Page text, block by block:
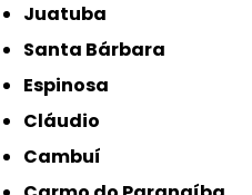
Juatuba
Santa Bárbara
Espinosa
Cláudio
Cambuí